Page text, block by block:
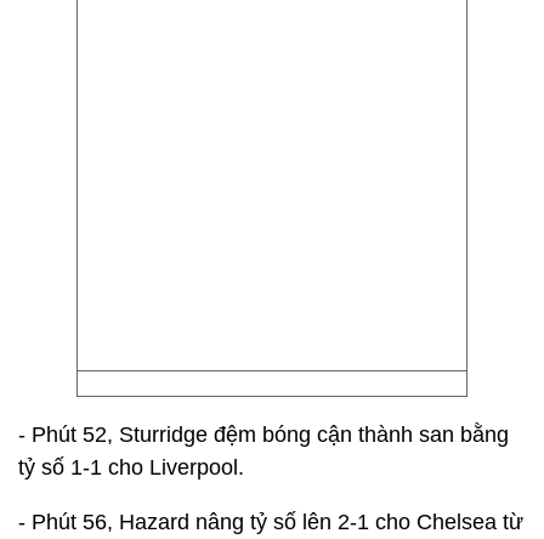
- Phút 52, Sturridge đệm bóng cận thành san bằng
tỷ số 1-1 cho Liverpool.
- Phút 56, Hazard nâng tỷ số lên 2-1 cho Chelsea từ